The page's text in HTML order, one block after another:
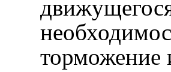
торможение